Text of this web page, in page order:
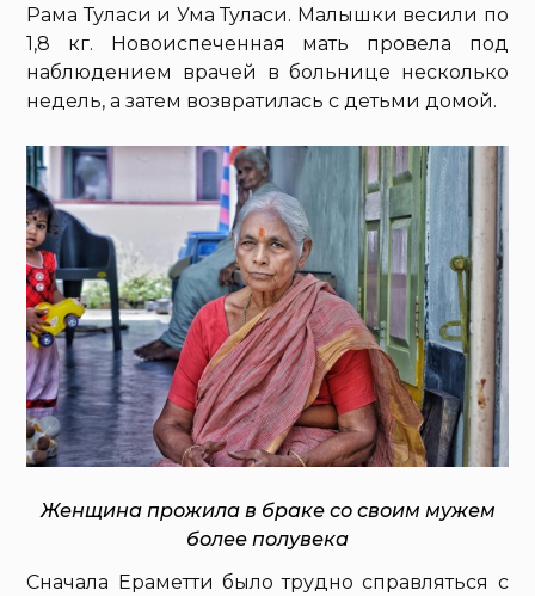
Рама Туласи и Ума Туласи. Малышки весили по
1,8 кг. Новоиспеченная мать провела под
наблюдением врачей в больнице несколько
недель, а затем возвратилась с детьми домой.
Женщина прожила в браке со своим мужем
более полувека
Сначала Ераметти было трудно справляться с